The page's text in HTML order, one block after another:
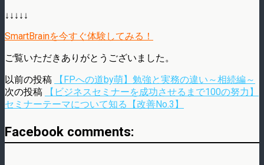
↓↓↓↓↓
SmartBrainを今すぐ体験してみる！
ご覧いただきありがとうございました。
以前の投稿
【FPへの道by萌】勉強と実務の違い～相続編～
次の投稿
【ビジネスセミナーを成功させるまで100の努力】
セミナーテーマについて知る【改善No.3】
Facebook comments: